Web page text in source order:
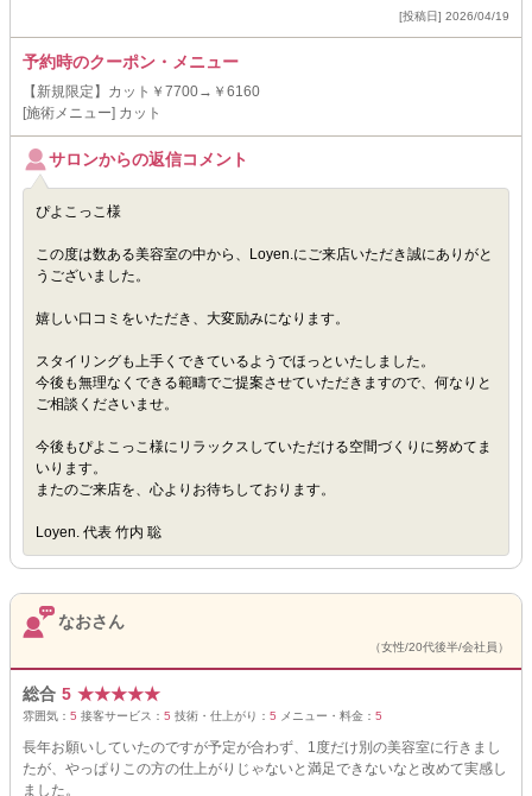
[投稿日] 2026/04/19
予約時のクーポン・メニュー
【新規限定】カット￥7700→￥6160
[施術メニュー] カット
サロンからの返信コメント
ぴよこっこ様
この度は数ある美容室の中から、Loyen.にご来店いただき誠にありがと
うございました。
嬉しい口コミをいただき、大変励みになります。
スタイリングも上手くできているようでほっといたしました。
今後も無理なくできる範疇でご提案させていただきますので、何なりと
ご相談くださいませ。
今後もぴよこっこ様にリラックスしていただける空間づくりに努めてま
いります。
またのご来店を、心よりお待ちしております。
Loyen. 代表 竹内 聡
なおさん
（女性/20代後半/会社員）
総合 5 ★★★★★
雰囲気： 5 接客サービス： 5 技術・仕上がり： 5 メニュー・料金： 5
長年お願いしていたのですが予定が合わず、1度だけ別の美容室に行きまし
たが、やっぱりこの方の仕上がりじゃないと満足できないなと改めて実感し
ました。